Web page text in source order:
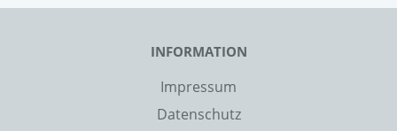
INFORMATION
Impressum
Datenschutz